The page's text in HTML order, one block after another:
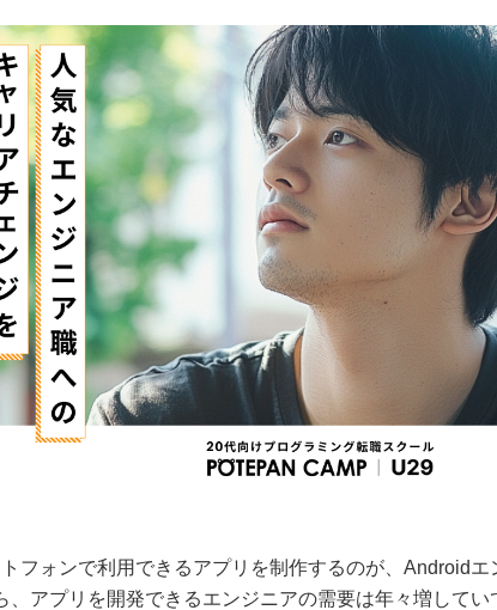
フォンで利用できるアプリを制作するのが、Android
、アプリを開発できるエンジニアの需要は年々増して